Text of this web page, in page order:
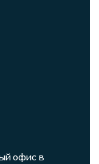
офис в